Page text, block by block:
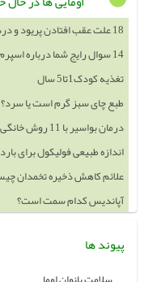
14 سوال رایج شما درباره اسپرم
تغذیه کودک1تا5 سال
طبع چای سبز گرم است یا سرد؟
درمان بواسیر با 11 روش خانگی و 15 روش طب سنتی
اندازه طبیعی فولیکول برای
علائم کاهش ذخیره تخمدان
آپاندیس کدام سمت است؟
خوردن چه چيزهايي باعث
پیوند ها